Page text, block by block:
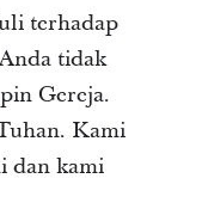
terhadap
tidak
Gereja.
Kami
dan kami